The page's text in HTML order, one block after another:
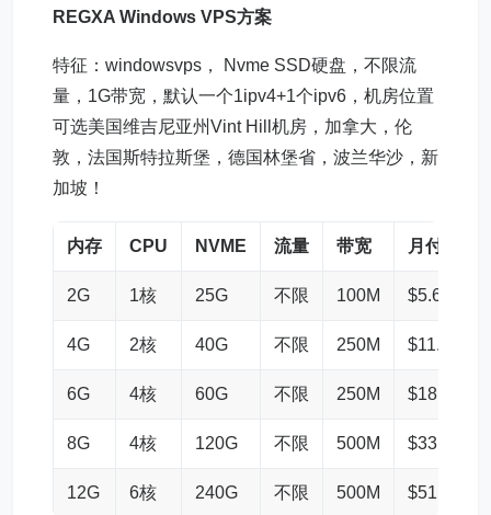
REGXA Windows VPS方案
特征：windowsvps， Nvme SSD硬盘，不限流
量，1G带宽，默认一个1ipv4+1个ipv6，机房位置
可选美国维吉尼亚州Vint Hill机房，加拿大，伦
敦，法国斯特拉斯堡，德国林堡省，波兰华沙，新
加坡！
内存 CPU NVME 流量 带宽 月付
2G 1核 25G 不限 100M $5.63
4G 2核 40G 不限 250M $11.25
6G 4核 60G 不限 250M $18.75
8G 4核 120G 不限 500M $33.75
12G 6核 240G 不限 500M $51.75